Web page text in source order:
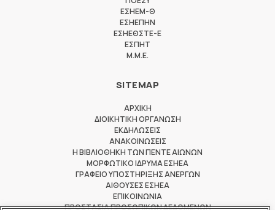
ΕΣΗΕΜ-Θ
ΕΣΗΕΠΗΝ
ΕΣΗΕΘΣΤΕ-Ε
ΕΣΠΗΤ
M.M.E.
SITEMAP
ΑΡΧΙΚΗ
ΔΙΟΙΚΗΤΙΚΗ ΟΡΓΑΝΩΣΗ
ΕΚΔΗΛΩΣΕΙΣ
ΑΝΑΚΟΙΝΩΣΕΙΣ
Η ΒΙΒΛΙΟΘΗΚΗ ΤΩΝ ΠΕΝΤΕ ΑΙΩΝΩΝ
ΜΟΡΦΩΤΙΚΟ ΙΔΡΥΜΑ ΕΣΗΕΑ
ΓΡΑΦΕΙΟ ΥΠΟΣΤΗΡΙΞΗΣ ΑΝΕΡΓΩΝ
ΑΙΘΟΥΣΕΣ ΕΣΗΕΑ
ΕΠΙΚΟΙΝΩΝΙΑ
ΠΡΟΣΤΑΣΙΑ ΠΡΟΣΩΠΙΚΩΝ ΔΕΔΟΜΕΝΩΝ